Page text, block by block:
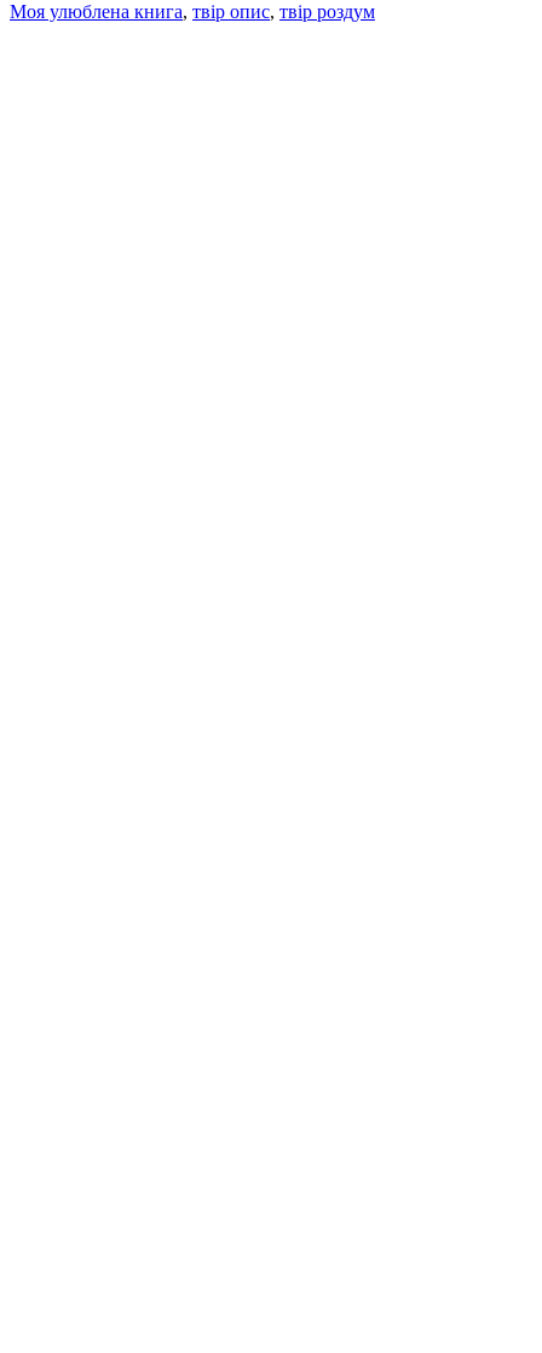
Моя улюблена книга, твір опис, твір роздум